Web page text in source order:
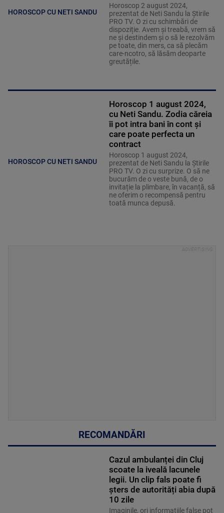
HOROSCOP CU NETI SANDU
Horoscop 2 august 2024,
prezentat de Neti Sandu la Știrile
PRO TV. O zi cu schimbări de
dispoziție. Avem și treabă, vrem să
ne și destindem și o să le rezolvăm
pe toate, din mers, ca să plecăm
care-ncotro, să lăsăm deoparte
greutățile.
HOROSCOP CU NETI SANDU
Horoscop 1 august 2024,
cu Neti Sandu. Zodia căreia
îi pot intra bani în cont și
care poate perfecta un
contract
Horoscop 1 august 2024,
prezentat de Neti Sandu la Știrile
PRO TV. O zi cu surprize. O să ne
bucurăm de o veste bună, de o
invitație la plimbare, în vacanță, să
ne oferim o recompensă pentru
toată munca depusă.
RECOMANDĂRI
Cazul ambulanței din Cluj
scoate la iveală lacunele
legii. Un clip fals poate fi
șters de autorități abia după
10 zile
Imaginile, ori informațiile false pot